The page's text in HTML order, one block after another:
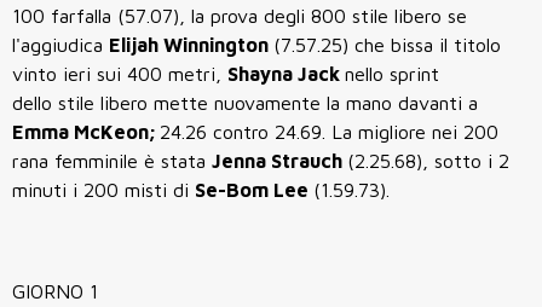
100 farfalla (57.07), la prova degli 800 stile libero se
l'aggiudica Elijah Winnington (7.57.25) che bissa il titolo
vinto ieri sui 400 metri, Shayna Jack nello sprint
dello stile libero mette nuovamente la mano davanti a
Emma McKeon; 24.26 contro 24.69. La migliore nei 200
rana femminile è stata Jenna Strauch (2.25.68), sotto i 2
minuti i 200 misti di Se-Bom Lee (1.59.73).
GIORNO 1